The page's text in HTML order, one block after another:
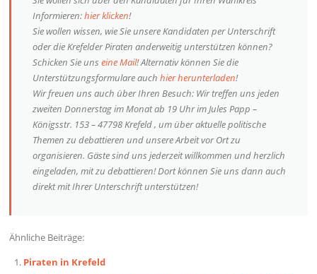
Informieren:hier klicken!
Sie wollen wissen, wie Sie unsere Kandidaten per Unterschrift
oder die Krefelder Piraten anderweitig unterstützen können?
Schicken Sie unseine Mail! Alternativ können Sie die
Unterstützungsformulare auchhier herunterladen!
Wir freuen uns auch über Ihren Besuch: Wir treffen uns jeden
zweiten Donnerstag im Monat ab 19 Uhr im Jules Papp –
Königsstr. 153 – 47798 Krefeld , um über aktuelle politische
Themen zu debattieren und unsere Arbeit vor Ort zu
organisieren. Gäste sind uns jederzeit willkommen und herzlich
eingeladen, mit zu debattieren! Dort können Sie uns dann auch
direkt mit Ihrer Unterschrift unterstützen!
Ähnliche Beiträge:
Piraten in Krefeld